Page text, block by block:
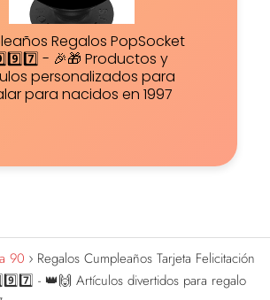
Regalos PopSocket
- 🎉🎁 Productos y
personalizados para
para nacidos en 1997
90
Regalos Cumpleaños Tarjeta Felicitación
- 👑🙌 Artículos divertidos para regalo